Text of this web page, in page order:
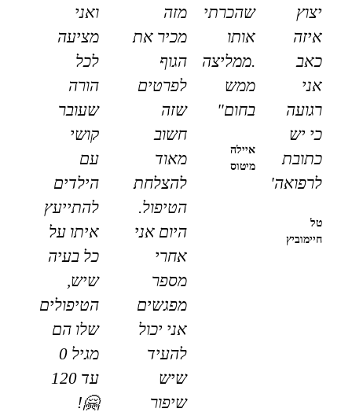
יצוץ
איזה
כאב
אני
רגועה
כי יש
כתובת
לרפואה"
טל
חיימוביץ
שהכרתי
אותו
.ממליצה
ממש
בחום"
איילה
מיטוס
מזה
מכיר את
הגוף
לפרטים
שזה
חשוב
מאוד
להצלחת
הטיפול.
היום אני
אחרי
מספר
מפגשים
אני יכול
להעיד
שיש
שיפור
ואני
מציעה
לכל
הורה
שעובר
קושי
עם
הילדים
להתייעץ
איתו על
כל בעיה
שיש,
הטיפולים
שלו הם
מגיל 0
עד 120
🤗!